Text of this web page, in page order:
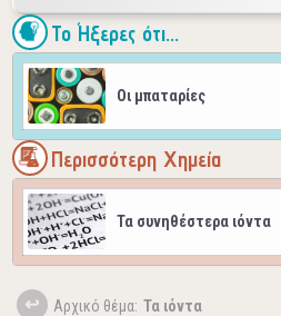
Το Ήξερες ότι...
Οι μπαταρίες
Περισσότερη Χημεία
Τα συνηθέστερα ιόντα
Aρχικό θέμα: Τα ιόντα